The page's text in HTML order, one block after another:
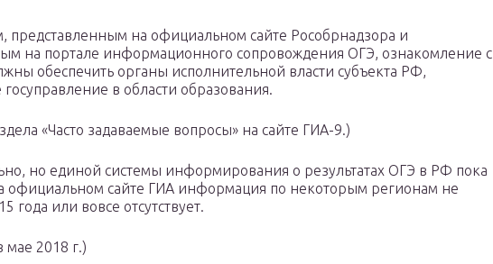
представленным на официальном сайте Рособрнадзора и
на портале информационного сопровождения ОГЭ, ознакомление с
обеспечить органы исполнительной власти субъекта РФ,
в области образования.
«Часто задаваемые вопросы» на сайте ГИА-9.)
но единой системы информирования о результатах ОГЭ в РФ пока
официальном сайте ГИА информация по некоторым регионам не
года или вовсе отсутствует.
мае 2018 г.)